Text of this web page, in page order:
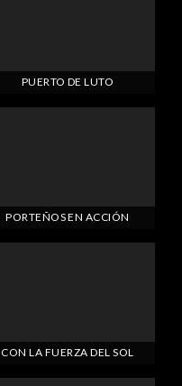
PUERTO DE LUTO
PORTEÑOS EN ACCIÓN
CON LA FUERZA DEL SOL